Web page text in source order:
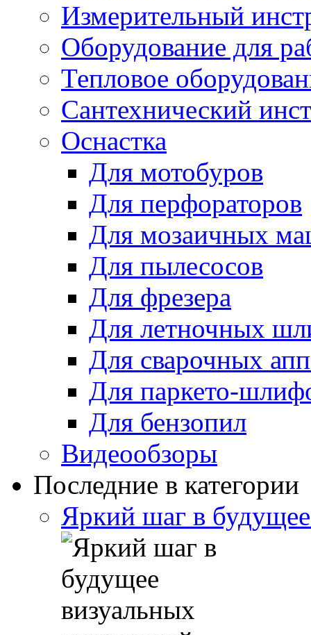
Измерительный
Оборудование для
Тепловое
Сантехнический
Оснастка
Для мотобуров
Для перфораторов
Для мозаичных
Для пылесосов
Для фрезера
Для летночных
Для сварочных
Для паркето-
Для бензопил
Видеообзоры
Последние в категории
Яркий шаг в